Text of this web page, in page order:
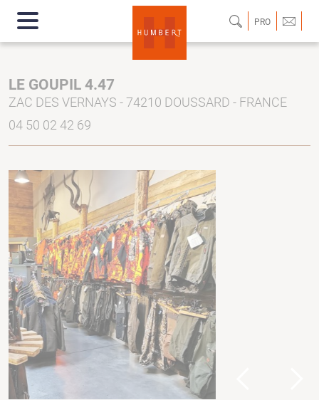
PRO
LE GOUPIL 4.47
ZAC DES VERNAYS - 74210 DOUSSARD - FRANCE
04 50 02 42 69